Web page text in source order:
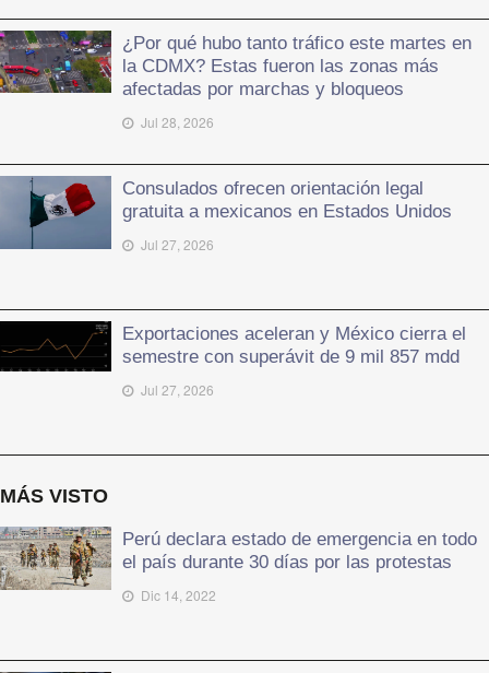
¿Por qué hubo tanto tráfico este martes en
la CDMX? Estas fueron las zonas más
afectadas por marchas y bloqueos
Jul 28, 2026
Consulados ofrecen orientación legal
gratuita a mexicanos en Estados Unidos
Jul 27, 2026
Exportaciones aceleran y México cierra el
semestre con superávit de 9 mil 857 mdd
Jul 27, 2026
MÁS VISTO
Perú declara estado de emergencia en todo
el país durante 30 días por las protestas
Dic 14, 2022